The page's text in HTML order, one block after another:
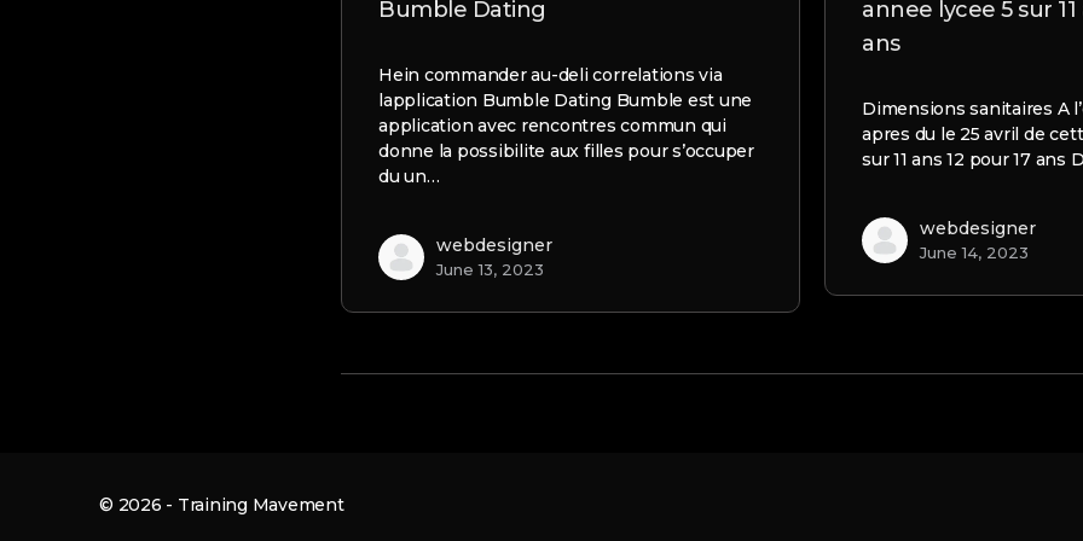
Bumble Dating
Hein commander au-deli correlations via
lapplication Bumble Dating Bumble est une
application avec rencontres commun qui
donne la possibilite aux filles pour s’occuper
du un…
webdesigner
June 13, 2023
annee lycee 5 sur 11
ans
Dimensions sanitaires A
apres du le 25 avril de
sur 11 ans 12 pour 17 ans
webdesigner
June 14, 2023
© 2026 - Training Mavement